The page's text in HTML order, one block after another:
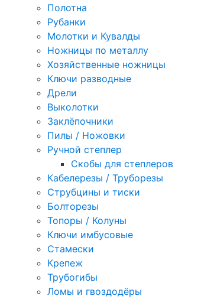
Полотна
Рубанки
Молотки и Кувалды
Ножницы по металлу
Хозяйственные ножницы
Ключи разводные
Дрели
Выколотки
Заклёпочники
Пилы / Ножовки
Ручной степлер
Скобы для степлеров
Кабелерезы / Труборезы
Струбцины и тиски
Болторезы
Топоры / Колуны
Ключи имбусовые
Стамески
Крепеж
Трубогибы
Ломы и гвоздодёры